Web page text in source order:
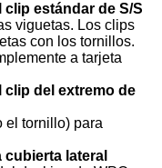
estándar de S/S
viguetas. Los clips
con los tornillos.
a tarjeta
clip del extremo de
el tornillo) para
lateral